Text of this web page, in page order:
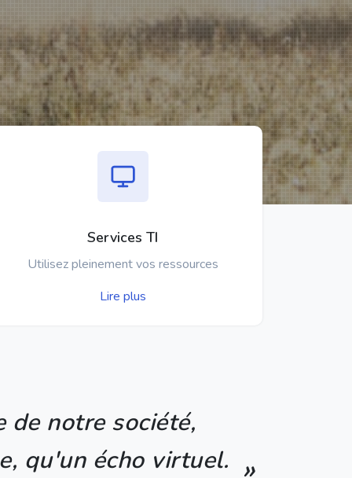
Services TI
Utilisez pleinement vos ressources
Lire plus
de notre société,
qu'un écho virtuel.